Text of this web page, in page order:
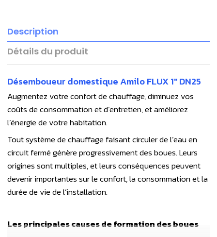
Description
Détails du produit
Désemboueur domestique Amilo FLUX 1" DN25
Augmentez votre confort de chauffage, diminuez vos
coûts de consommation et d’entretien, et améliorez
l’énergie de votre habitation.
Tout système de chauffage faisant circuler de l’eau en
circuit fermé génère progressivement des boues. Leurs
origines sont multiples, et leurs conséquences peuvent
devenir importantes sur le confort, la consommation et la
durée de vie de l’installation.
Les principales causes de formation des boues